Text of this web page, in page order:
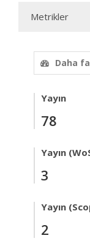
Metrikler
Daha
Yayın
78
Yayın
3
Yayın
2